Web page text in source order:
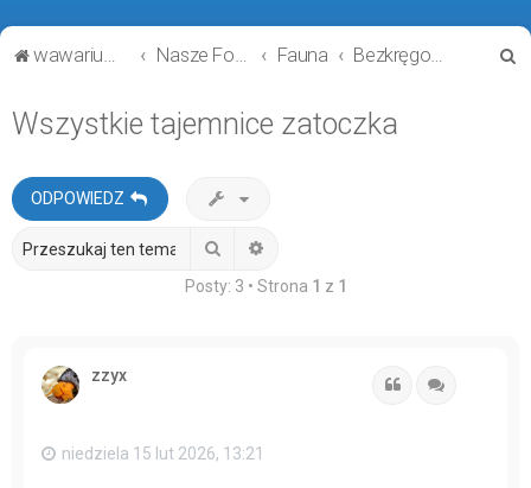
wawarium.pl Nasze Forum Akwarystyczne Fauna Bezkręgowce
Wszystkie tajemnice zatoczka
ODPOWIEDZ
Szukaj
Posty: 3 • Strona 1 z 1
zzyx Cytuj
niedziela 15 lut 2026, 13:21